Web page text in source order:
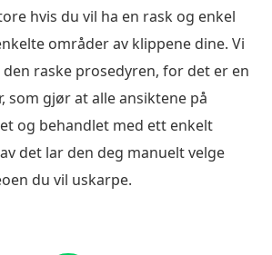
hvis du vil ha en rask og enkel
områder av klippene dine. Vi
raske prosedyren, for det er en
som gjør at alle ansiktene på
og behandlet med ett enkelt
det lar den deg manuelt velge
du vil uskarpe.